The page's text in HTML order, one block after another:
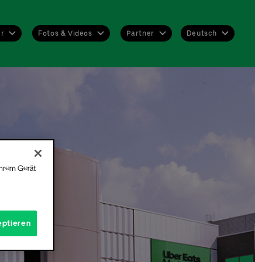
Fotos & Videos Partner Deutsch
Gerät